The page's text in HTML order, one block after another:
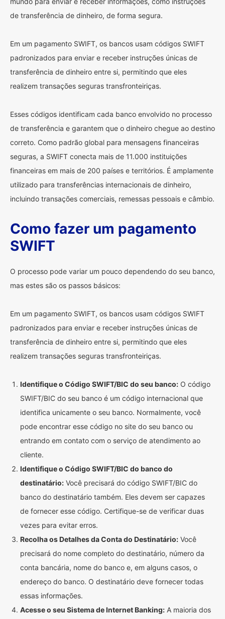
de transferência de dinheiro, de forma segura.
Em um pagamento SWIFT, os bancos usam códigos SWIFT
padronizados para enviar e receber instruções únicas de
transferência de dinheiro entre si, permitindo que eles
realizem transações seguras transfronteiriças.
Esses códigos identificam cada banco envolvido no processo
de transferência e garantem que o dinheiro chegue ao destino
correto. Como padrão global para mensagens financeiras
seguras, a SWIFT conecta mais de 11.000 instituições
financeiras em mais de 200 países e territórios. É amplamente
utilizado para transferências internacionais de dinheiro,
incluindo transações comerciais, remessas pessoais e câmbio.
Como fazer um pagamento
SWIFT
O processo pode variar um pouco dependendo do seu banco,
mas estes são os passos básicos:
Em um pagamento SWIFT, os bancos usam códigos SWIFT
padronizados para enviar e receber instruções únicas de
transferência de dinheiro entre si, permitindo que eles
realizem transações seguras transfronteiriças.
Identifique o Código SWIFT/BIC do seu banco: O código
SWIFT/BIC do seu banco é um código internacional que
identifica unicamente o seu banco. Normalmente, você
pode encontrar esse código no site do seu banco ou
entrando em contato com o serviço de atendimento ao
cliente.
Identifique o Código SWIFT/BIC do banco do
destinatário: Você precisará do código SWIFT/BIC do
banco do destinatário também. Eles devem ser capazes
de fornecer esse código. Certifique-se de verificar duas
vezes para evitar erros.
Recolha os Detalhes da Conta do Destinatário: Você
precisará do nome completo do destinatário, número da
conta bancária, nome do banco e, em alguns casos, o
endereço do banco. O destinatário deve fornecer todas
essas informações.
Acesse o seu Sistema de Internet Banking: A maioria dos